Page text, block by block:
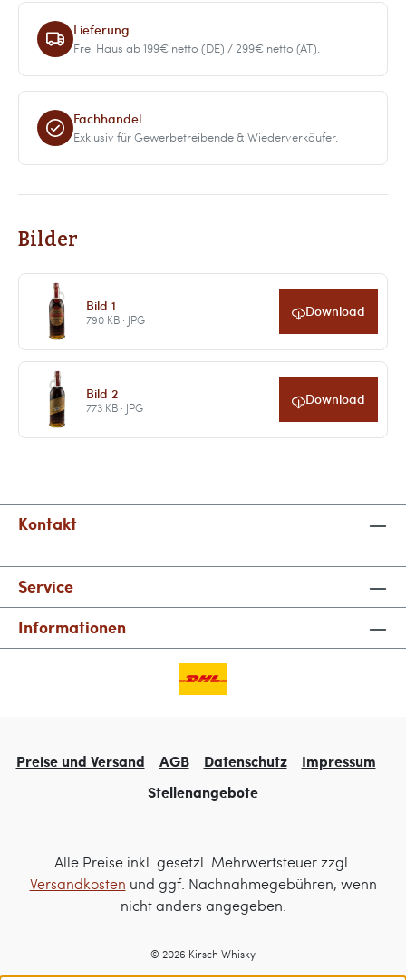
Lieferung
Frei Haus ab 199€ netto (DE) / 299€ netto (AT).
Fachhandel
Exklusiv für Gewerbetreibende & Wiederverkäufer.
Bilder
Bild 1
790 KB · JPG Download
Bild 2
773 KB · JPG Download
Kontakt
Service
Informationen
Preise und Versand AGB Datenschutz
Impressum
Stellenangebote
Alle Preise inkl. gesetzl. Mehrwertsteuer zzgl.
Versandkosten und ggf. Nachnahmegebühren, wenn
nicht anders angegeben.
© 2026 Kirsch Whisky